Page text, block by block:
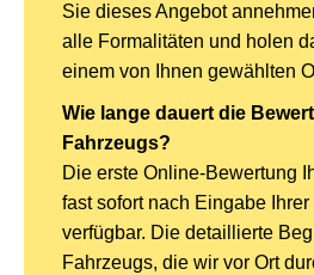
Sie dieses Angebot
alle Formalitäten und holen
einem von Ihnen gewählten
Wie lange dauert die
Fahrzeugs?
Die erste Online-Bewertung
fast sofort nach Eingabe
verfügbar. Die detaillierte
Fahrzeugs, die wir vor Ort